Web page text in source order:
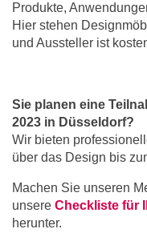
Produkte,
Hier stehen
und Aussteller ist
Sie planen eine
2023 in Düsseldorf?
Wir bieten
über das Design bis
Machen Sie unseren
unsere Checkliste für
herunter.